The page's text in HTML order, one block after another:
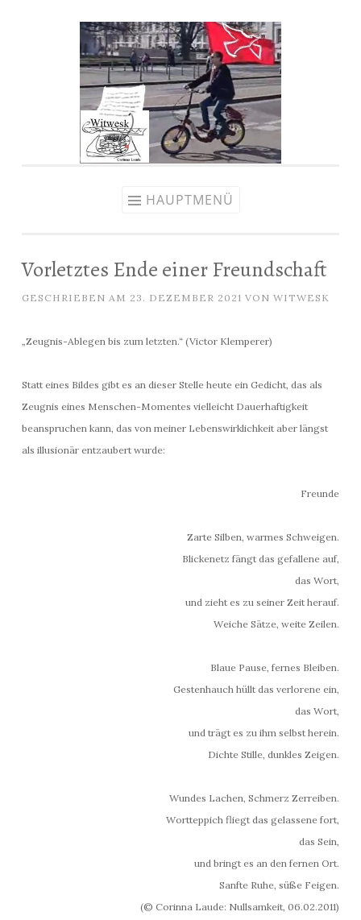
HAUPTMENÜ
Vorletztes Ende einer Freundschaft
GESCHRIEBEN AM 23. DEZEMBER 2021 VON WITWESK
„Zeugnis-Ablegen bis zum letzten.“ (Victor Klemperer)
Statt eines Bildes gibt es an dieser Stelle heute ein Gedicht, das als
Zeugnis eines Menschen-Momentes vielleicht Dauerhaftigkeit
beanspruchen kann, das von meiner Lebenswirklichkeit aber längst
als illusionär entzaubert wurde:
Freunde
Zarte Silben, warmes Schweigen.
Blickenetz fängt das gefallene auf,
das Wort,
und zieht es zu seiner Zeit herauf.
Weiche Sätze, weite Zeilen.
Blaue Pause, fernes Bleiben.
Gestenhauch hüllt das verlorene ein,
das Wort,
und trägt es zu ihm selbst herein.
Dichte Stille, dunkles Zeigen.
Wundes Lachen, Schmerz Zerreiben.
Wortteppich fliegt das gelassene fort,
das Sein,
und bringt es an den fernen Ort.
Sanfte Ruhe, süße Feigen.
(© Corinna Laude: Nullsamkeit, 06.02.2011)